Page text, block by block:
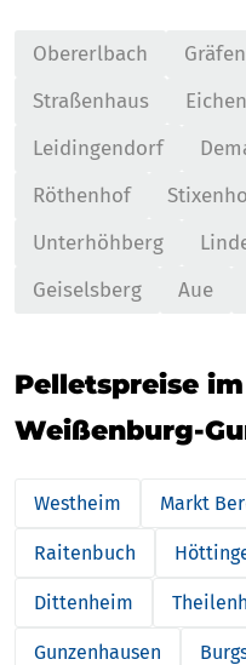
Obererlbach
Straßenhaus
Leidingendorf
Röthenhof
Unterhöhberg
Geiselsberg
Aue
Pelletspreise
Weißenburg-
Westheim Markt
Raitenbuch
Dittenheim
Gunzenhausen